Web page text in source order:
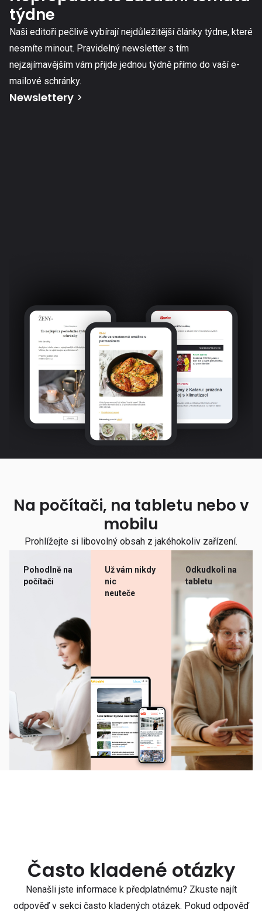
týdne
Naši editoři pečlivě vybírají nejdůležitější články týdne, které
nesmíte minout. Pravidelný newsletter s tím
nejzajímavějším vám přijde jednou týdně přímo do vaší e-
mailové schránky.
Newslettery
Na počítači, na tabletu nebo v
mobilu
Prohlížejte si libovolný obsah z jakéhokoliv zařízení.
Pohodlně na
počítači
Už vám nikdy
nic
neuteče
Odkudkoli na
tabletu
Často kladené otázky
Nenašli jste informace k předplatnému? Zkuste najít
odpověď v sekci často kladených otázek. Pokud odpověď